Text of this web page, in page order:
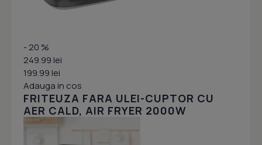
- 20 %
249.99 lei
199.99 lei
Adauga in cos
FRITEUZA FARA ULEI-CUPTOR CU
AER CALD, AIR FRYER 2000W